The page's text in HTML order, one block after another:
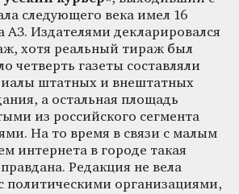
следующего века имел 16
А3. Издателями декларировался
хотя реальный тираж был
четверть газеты составляли
штатных и внештатных
а остальная площадь
из российского сегмента
На то время в связи с малым
интернета в городе такая
Редакция не вела
политическими организациями,